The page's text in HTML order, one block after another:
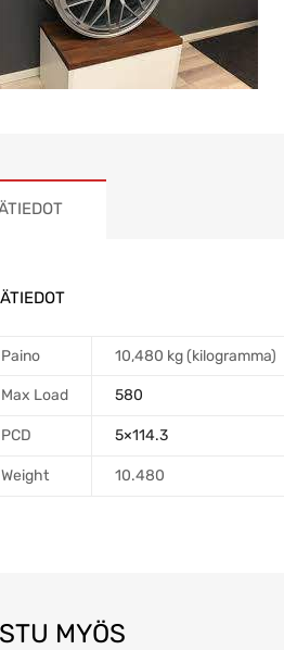
Paino 10,480 kg (kilogramma)
Max Load 580
PCD 5×114.3
Weight 10.480
MYÖS